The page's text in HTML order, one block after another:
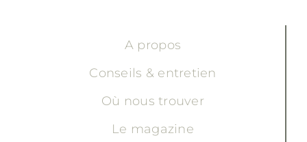
A propos
Conseils & entretien
Où nous trouver
Le magazine